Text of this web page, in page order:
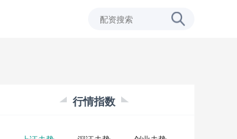
行情指数